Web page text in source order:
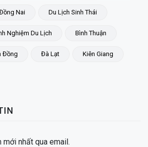
Nai Du Lịch Sinh Thái
Nghiệm Du Lịch Bình Thuận
Đồng Đà Lạt Kiên Giang
nhất qua email.